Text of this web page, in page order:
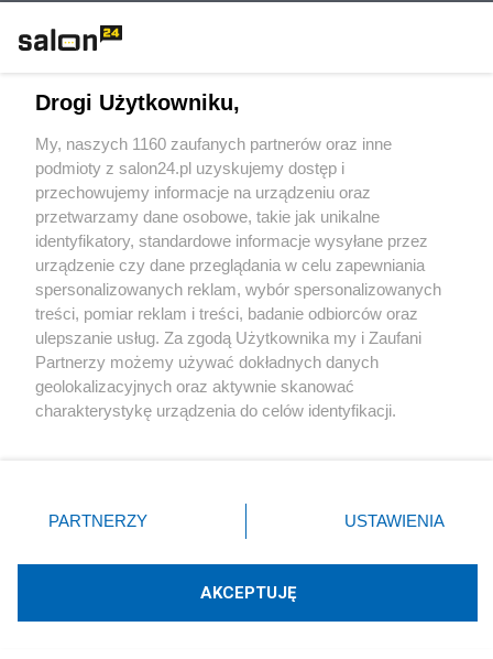
wypadku”.
Drogi Użytkowniku,
My, naszych 1160 zaufanych partnerów oraz inne
podmioty z salon24.pl uzyskujemy dostęp i
przechowujemy informacje na urządzeniu oraz
przetwarzamy dane osobowe, takie jak unikalne
identyfikatory, standardowe informacje wysyłane przez
urządzenie czy dane przeglądania w celu zapewniania
spersonalizowanych reklam, wybór spersonalizowanych
treści, pomiar reklam i treści, badanie odbiorców oraz
ulepszanie usług. Za zgodą Użytkownika my i Zaufani
Partnerzy możemy używać dokładnych danych
geolokalizacyjnych oraz aktywnie skanować
charakterystykę urządzenia do celów identyfikacji.
zmienić/wycofać klikając przycisk ustawień prywatności
znajdujący się w lewym dolnym rogu strony
rodzaje przetwarzania danych nie wymagają zgody
użytkownika, ale masz prawo sprzeciwić się takiemu
PARTNERZY USTAWIENIA
AKCEPTUJĘ